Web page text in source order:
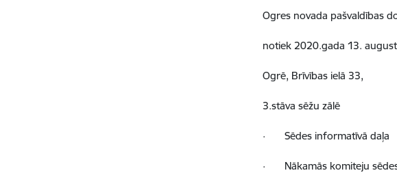
Ogres novada pašvaldības
notiek 2020.gada 13.
Ogrē, Brīvības ielā 33,
3.stāva sēžu zālē
· Sēdes informatīvā daļa
· Nākamās komiteju